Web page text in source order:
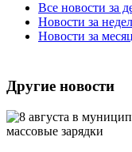
Все новости за
Новости за
Новости за месяц
Другие новости